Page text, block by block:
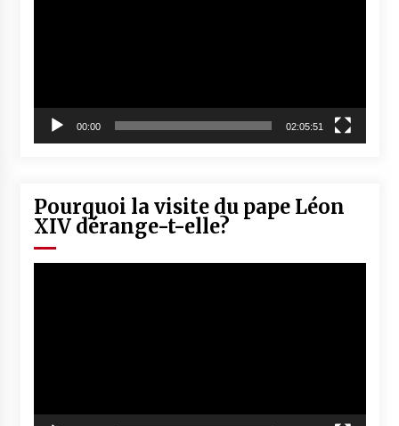
00:00 02:05:51
Pourquoi la visite du pape Léon
XIV dérange-t-elle?